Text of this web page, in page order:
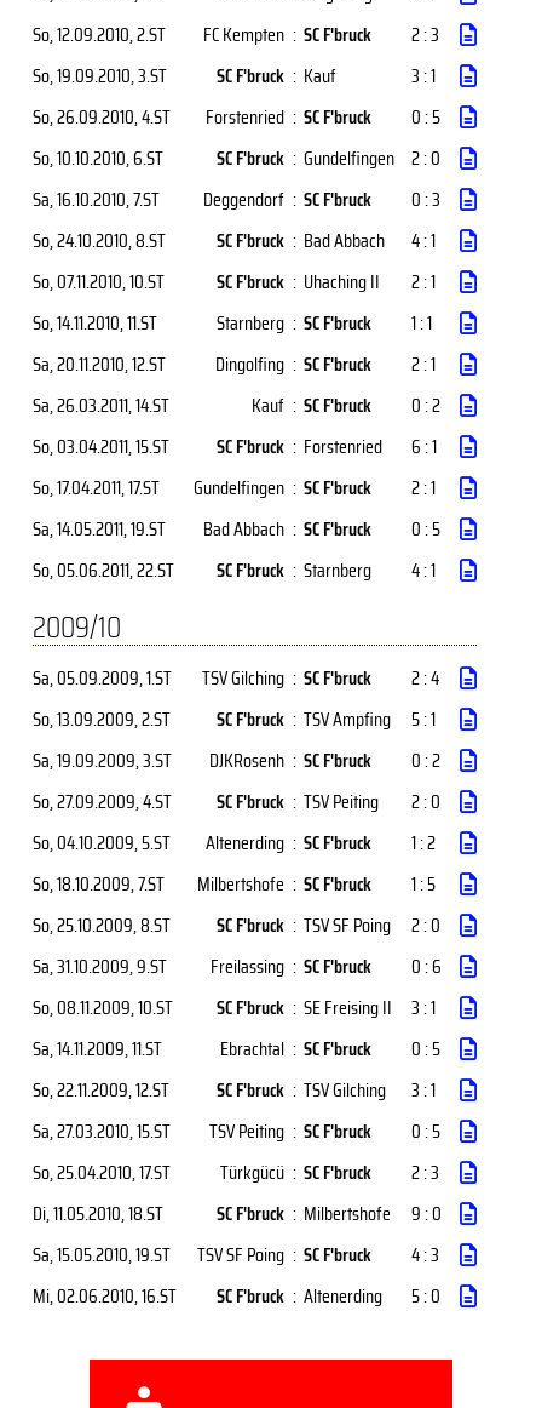
So, 12.09.2010, 2.ST FC Kempten : SC F'bruck
2 : 3
So, 19.09.2010, 3.ST SC F'bruck : Kauf
3 : 1
So, 26.09.2010, 4.ST Forstenried : SC F'bruck
0 : 5
So, 10.10.2010, 6.ST SC F'bruck : Gundelfingen 2 : 0
Sa, 16.10.2010, 7.ST Deggendorf : SC F'bruck
0 : 3
So, 24.10.2010, 8.ST SC F'bruck : Bad Abbach
4 : 1
So, 07.11.2010, 10.ST SC F'bruck : Uhaching II
2 : 1
So, 14.11.2010, 11.ST Starnberg : SC F'bruck
1 : 1
Sa, 20.11.2010, 12.ST Dingolfing : SC F'bruck
2 : 1
Sa, 26.03.2011, 14.ST Kauf : SC F'bruck
0 : 2
So, 03.04.2011, 15.ST SC F'bruck : Forstenried
6 : 1
So, 17.04.2011, 17.ST Gundelfingen : SC F'bruck
2 : 1
Sa, 14.05.2011, 19.ST Bad Abbach : SC F'bruck
0 : 5
So, 05.06.2011, 22.ST SC F'bruck : Starnberg 4 : 1
2009/10
Sa, 05.09.2009, 1.ST TSV Gilching : SC F'bruck
2 : 4
So, 13.09.2009, 2.ST SC F'bruck : TSV Ampfing
5 : 1
Sa, 19.09.2009, 3.ST DJKRosenh : SC F'bruck
0 : 2
So, 27.09.2009, 4.ST SC F'bruck : TSV Peiting
2 : 0
So, 04.10.2009, 5.ST Altenerding : SC F'bruck
1 : 2
So, 18.10.2009, 7.ST Milbertshofe : SC F'bruck
1 : 5
So, 25.10.2009, 8.ST SC F'bruck : TSV SF Poing
2 : 0
Sa, 31.10.2009, 9.ST Freilassing : SC F'bruck
0 : 6
So, 08.11.2009, 10.ST SC F'bruck : SE Freising II
3 : 1
Sa, 14.11.2009, 11.ST Ebrachtal : SC F'bruck
0 : 5
So, 22.11.2009, 12.ST SC F'bruck : TSV Gilching
3 : 1
Sa, 27.03.2010, 15.ST TSV Peiting : SC F'bruck
0 : 5
So, 25.04.2010, 17.ST Türkgücü : SC F'bruck
2 : 3
Di, 11.05.2010, 18.ST SC F'bruck : Milbertshofe
9 : 0
Sa, 15.05.2010, 19.ST TSV SF Poing : SC F'bruck
4 : 3
Mi, 02.06.2010, 16.ST SC F'bruck : Altenerding 5 : 0